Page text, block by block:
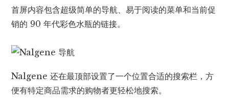
首屏内容包含超级简单的导航、易于阅读的菜单和当前促
销的 90 年代彩色水瓶的链接。
Nalgene 还在最顶部设置了一个位置合适的搜索栏，方
便有特定商品需求的购物者​​更轻松地搜索。